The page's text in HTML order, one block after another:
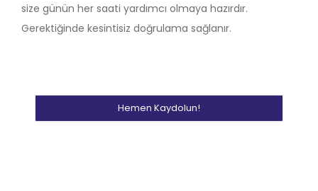
size günün her saati yardımcı olmaya hazırdır.
Gerektiğinde kesintisiz doğrulama sağlanır.
Hemen Kaydolun!